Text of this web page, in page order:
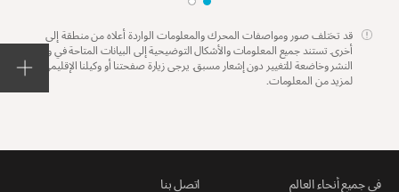
قد تختلف صور ومواصفات المحرك والمعلومات الواردة أعلاه من منطقة إلى
أخرى. تستند جميع المعلومات والأشكال التوضيحية إلى البيانات المتاحة في وقت
النشر وخاضعة للتغيير دون إشعار مسبق. يرجى زيارة صفحتنا أو وكيلنا الإقليمي
لمزيد من المعلومات.
في جميع أنحاء العالم اتصل بنا